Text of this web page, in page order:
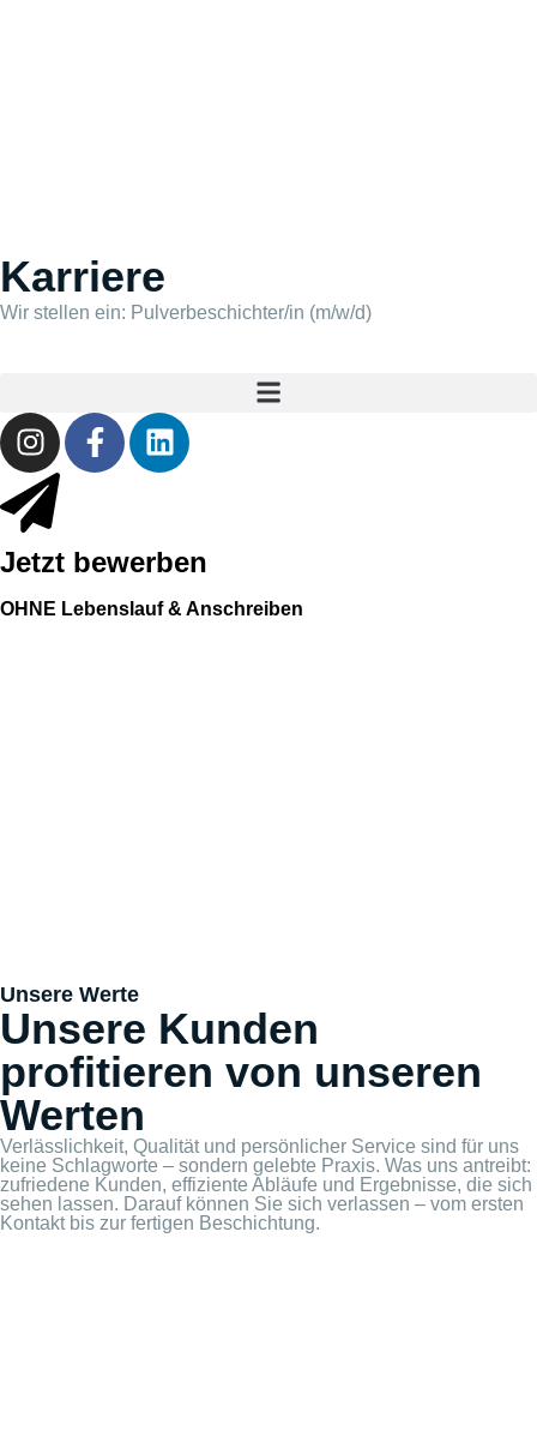
Karriere
Wir stellen ein: Pulverbeschichter/in (m/w/d)
Jetzt bewerben
OHNE Lebenslauf & Anschreiben
Unsere Werte
Unsere Kunden
profitieren von unseren
Werten
Verlässlichkeit, Qualität und persönlicher Service sind für uns
keine Schlagworte – sondern gelebte Praxis. Was uns antreibt:
zufriedene Kunden, effiziente Abläufe und Ergebnisse, die sich
sehen lassen. Darauf können Sie sich verlassen – vom ersten
Kontakt bis zur fertigen Beschichtung.